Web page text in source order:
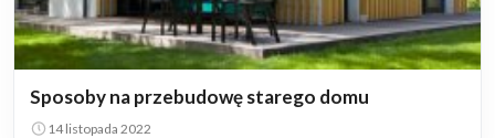
Sposoby na przebudowę starego domu
14 listopada 2022